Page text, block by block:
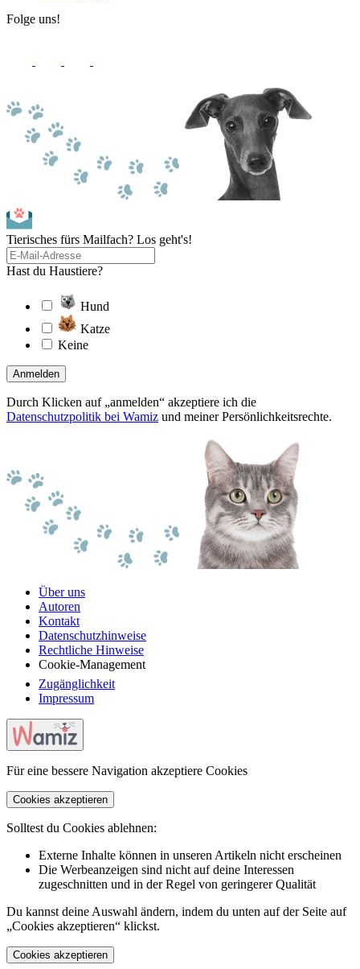
Folge uns!
Tierisches fürs Mailfach? Los geht's!
Hast du Haustiere?
Hund
Katze
Keine
Anmelden
Durch Klicken auf „anmelden“ akzeptiere ich die
Datenschutzpolitik bei Wamiz und meiner Persönlichkeitsrechte.
Über uns
Autoren
Kontakt
Datenschutzhinweise
Rechtliche Hinweise
Cookie-Management
Zugänglichkeit
Impressum
Für eine bessere Navigation akzeptiere Cookies
Cookies akzeptieren
Solltest du Cookies ablehnen:
Externe Inhalte können in unseren Artikeln nicht erscheinen
Die Werbeanzeigen sind nicht auf deine Interessen
zugeschnitten und in der Regel von geringerer Qualität
Du kannst deine Auswahl ändern, indem du unten auf der Seite auf
„Cookies akzeptieren“ klickst.
Cookies akzeptieren